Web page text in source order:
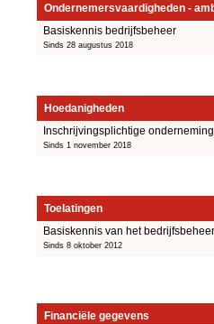
Ondernemersvaardigheden -
Basiskennis bedrijfsbeheer
Sinds 28 augustus 2018
Hoedanigheden
Inschrijvingsplichtige onderneming
Sinds 1 november 2018
Toelatingen
Basiskennis van het bedrijfsbeheer
Sinds 8 oktober 2012
Financiële gegevens